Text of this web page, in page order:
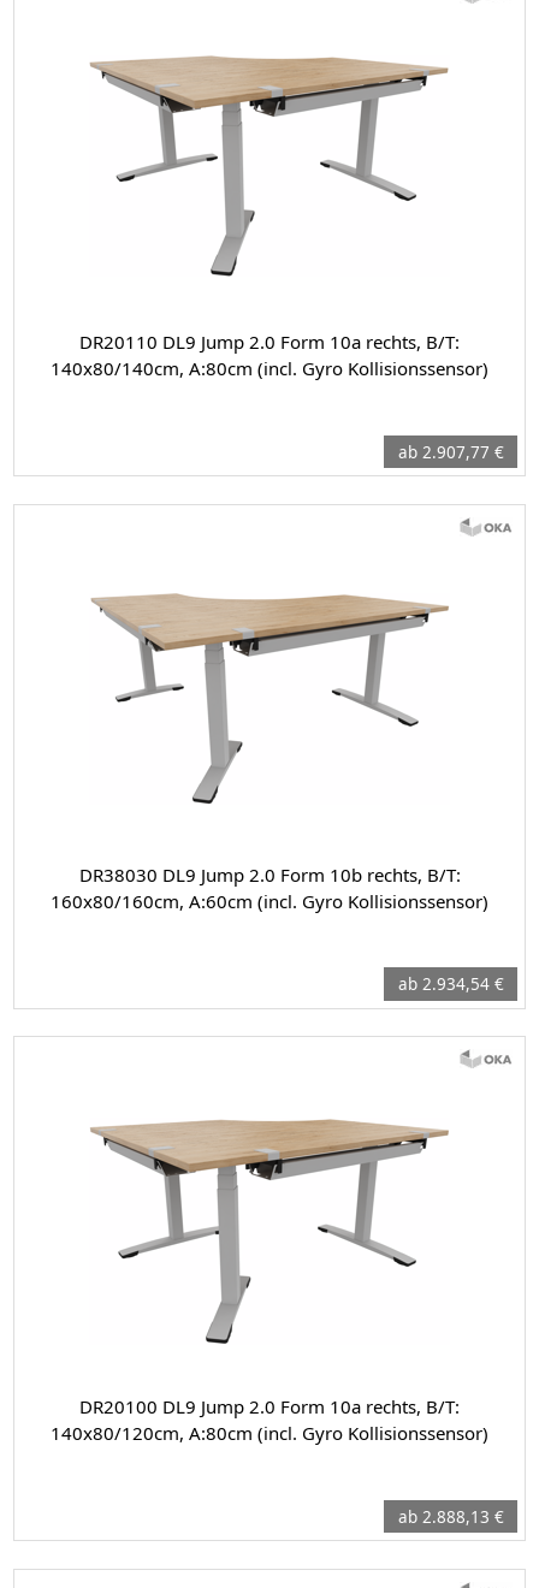
DR20110 DL9 Jump 2.0 Form 10a rechts, B/T:
140x80/140cm, A:80cm (incl. Gyro Kollisionssensor)
ab 2.907,77 €
DR38030 DL9 Jump 2.0 Form 10b rechts, B/T:
160x80/160cm, A:60cm (incl. Gyro Kollisionssensor)
ab 2.934,54 €
DR20100 DL9 Jump 2.0 Form 10a rechts, B/T:
140x80/120cm, A:80cm (incl. Gyro Kollisionssensor)
ab 2.888,13 €